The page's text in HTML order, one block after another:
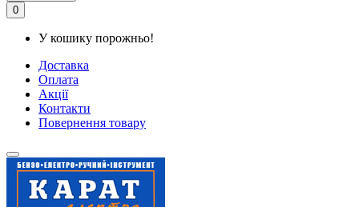
0
У кошику порожньо!
Доставка
Оплата
Акції
Контакти
Повернення товару